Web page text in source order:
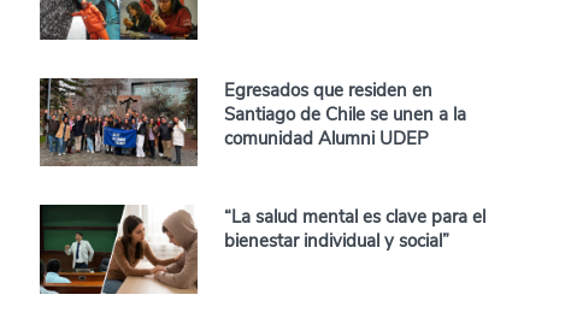
Egresados que residen en
Santiago de Chile se unen a la
comunidad Alumni UDEP
“La salud mental es clave para el
bienestar individual y social”